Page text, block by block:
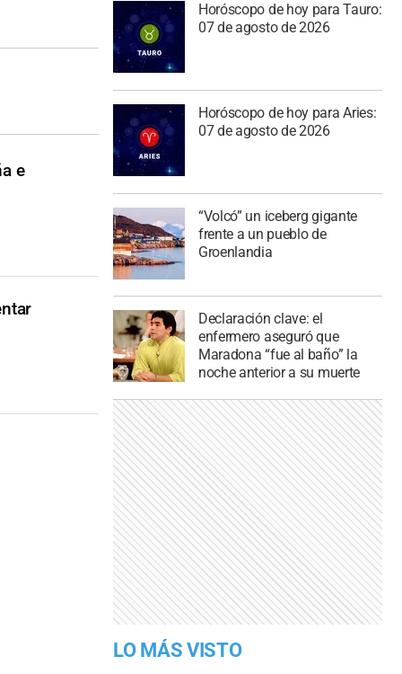
e
Horóscopo de hoy para Tauro:
07 de agosto de 2026
Horóscopo de hoy para Aries:
07 de agosto de 2026
“Volcó” un iceberg gigante
frente a un pueblo de
Groenlandia
Declaración clave: el
enfermero aseguró que
Maradona “fue al baño” la
noche anterior a su muerte
LO MÁS VISTO